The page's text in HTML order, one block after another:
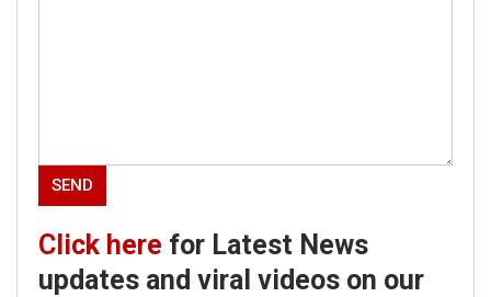
Click here for Latest News
updates and viral videos on our